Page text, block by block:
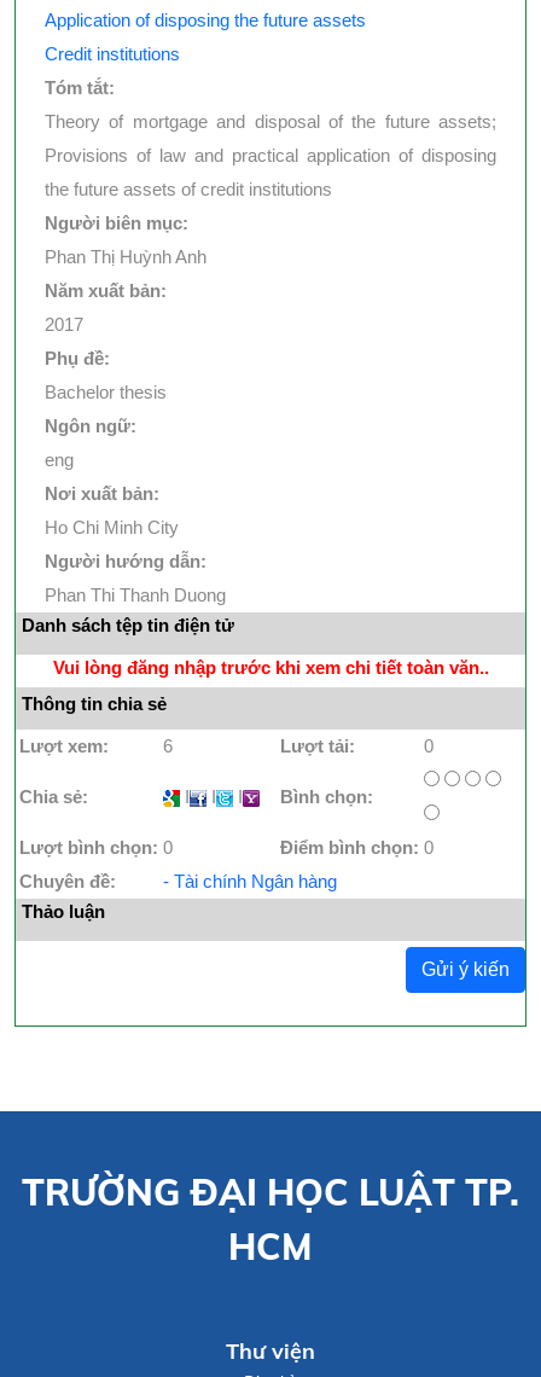
Application of disposing the future assets
Credit institutions
Tóm tắt:
Theory of mortgage and disposal of the future assets;
Provisions of law and practical application of disposing
the future assets of credit institutions
Người biên mục:
Phan Thị Huỳnh Anh
Năm xuất bản:
2017
Phụ đề:
Bachelor thesis
Ngôn ngữ:
eng
Nơi xuất bản:
Ho Chi Minh City
Người hướng dẫn:
Phan Thi Thanh Duong
Danh sách tệp tin điện tử
Vui lòng đăng nhập trước khi xem chi tiết toàn văn..
Thông tin chia sẻ
Lượt xem: 6 Lượt tải: 0
Chia sẻ: I I I Bình chọn:
Lượt bình chọn: 0 Điểm bình chọn: 0
Chuyên đề:
- Tài chính Ngân hàng
Thảo luận
Gửi ý kiến
TRƯỜNG ĐẠI HỌC LUẬT TP.
HCM
Thư viện